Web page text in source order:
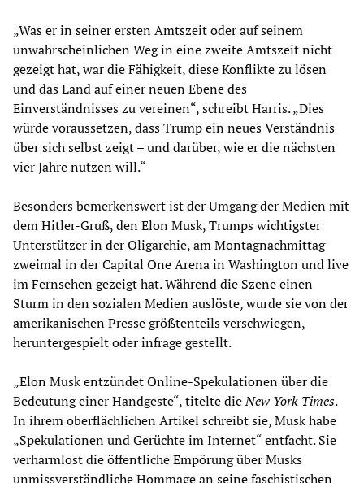
„Was er in seiner ersten Amtszeit oder auf seinem
unwahrscheinlichen Weg in eine zweite Amtszeit nicht
gezeigt hat, war die Fähigkeit, diese Konflikte zu lösen
und das Land auf einer neuen Ebene des
Einverständnisses zu vereinen“, schreibt Harris. „Dies
würde voraussetzen, dass Trump ein neues Verständnis
über sich selbst zeigt – und darüber, wie er die nächsten
vier Jahre nutzen will.“
Besonders bemerkenswert ist der Umgang der Medien mit
dem Hitler-Gruß, den Elon Musk, Trumps wichtigster
Unterstützer in der Oligarchie, am Montagnachmittag
zweimal in der Capital One Arena in Washington und live
im Fernsehen gezeigt hat. Während die Szene einen
Sturm in den sozialen Medien auslöste, wurde sie von der
amerikanischen Presse größtenteils verschwiegen,
heruntergespielt oder infrage gestellt.
„Elon Musk entzündet Online-Spekulationen über die
Bedeutung einer Handgeste“, titelte dieNew York Times.
In ihrem oberflächlichen Artikel schreibt sie, Musk habe
„Spekulationen und Gerüchte im Internet“ entfacht. Sie
verharmlost die öffentliche Empörung über Musks
unmissverständliche Hommage an seine faschistischen